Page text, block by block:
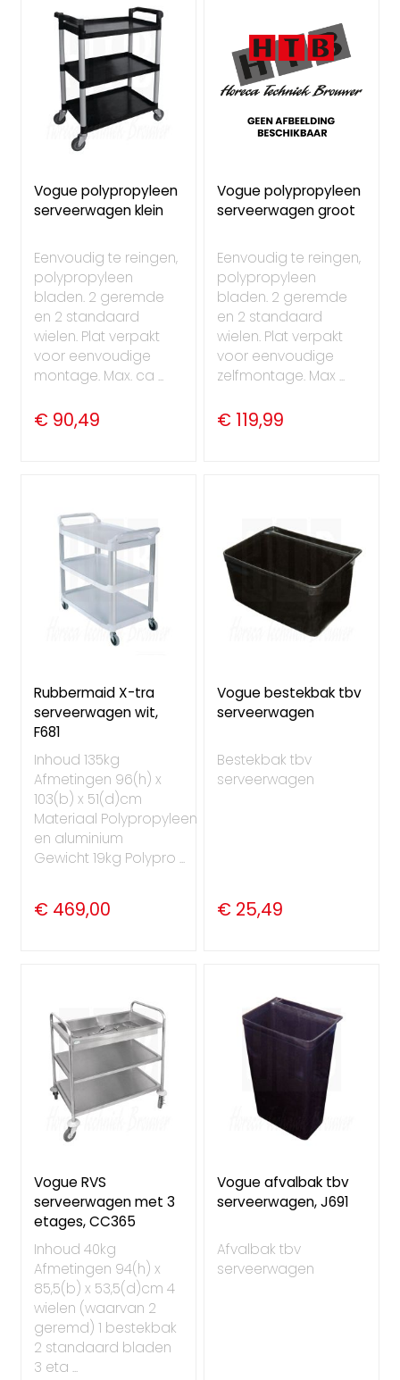
Vogue polypropyleen
serveerwagen klein
Eenvoudig te reingen,
polypropyleen
bladen. 2 geremde
en 2 standaard
wielen. Plat verpakt
voor eenvoudige
montage. Max. ca ...
€ 90,49
Vogue polypropyleen
serveerwagen groot
Eenvoudig te reingen,
polypropyleen
bladen. 2 geremde
en 2 standaard
wielen. Plat verpakt
voor eenvoudige
zelfmontage. Max ...
€ 119,99
Rubbermaid X-tra
serveerwagen wit,
F681
Inhoud 135kg
Afmetingen 96(h) x
103(b) x 51(d)cm
Materiaal Polypropyleen
en aluminium
Gewicht 19kg Polypro ...
€ 469,00
Vogue bestekbak tbv
serveerwagen
Bestekbak tbv
serveerwagen
€ 25,49
Vogue RVS
serveerwagen met 3
etages, CC365
Inhoud 40kg
Afmetingen 94(h) x
85,5(b) x 53,5(d)cm 4
wielen (waarvan 2
geremd) 1 bestekbak
2 standaard bladen
3 eta ...
Vogue afvalbak tbv
serveerwagen, J691
Afvalbak tbv
serveerwagen